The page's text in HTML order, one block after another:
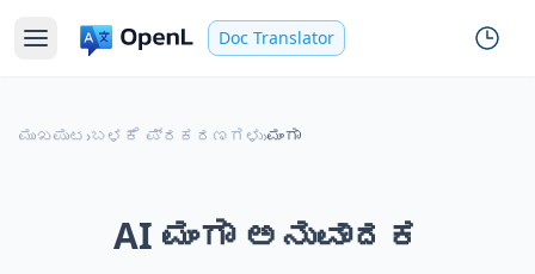
Doc Translator
ಮುಖಪುಟ ›ಬಳಕೆ ಪ್ರಕರಣಗಳು›ಮಂಗಾ
AI ಮಂಗಾ ಅನುವಾದಕ